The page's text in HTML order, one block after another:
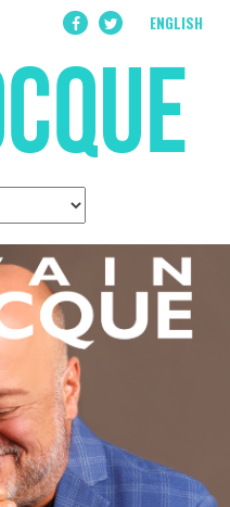
ENGLISH